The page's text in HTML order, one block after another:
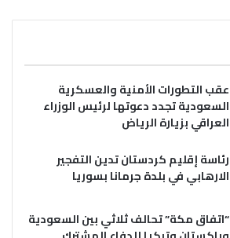
عقب التطورات الأمنية والعسكرية
السعودية تجدد دعوتها لرئيس الوزراء
العراقي بزيارة الرياض
رئاسة إقليم كردستان تدين التفجير
الارهابي في بلدة جرمانا بسوريا
“اتفاق مكة” تحالف ثلاثي بين السعودية